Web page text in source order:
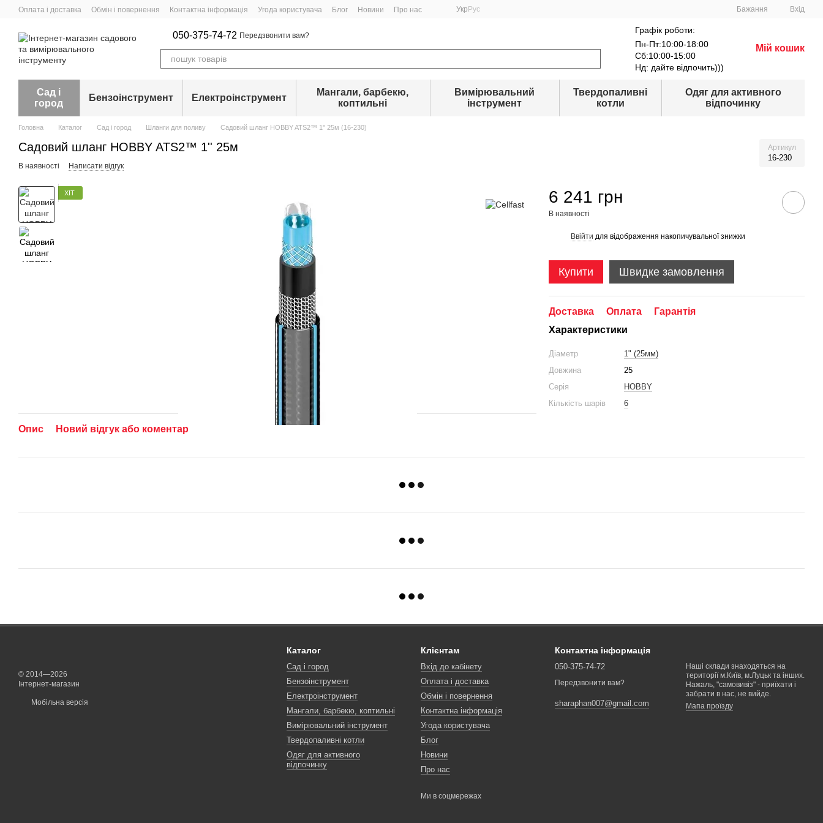
Перейти до основного контенту
Оплата і доставка Обмін і повернення Контактна інформація Угода користувача Блог Новини Про нас Укр Рус Бажання Вхід
050-375-74-72 Передзвонити вам?
Графік роботи:
Пн-Пт:10:00-18:00
Сб:10:00-15:00
Нд: дайте відпочить)))
Мій кошик
Сад і
город
Бензоінструмент Електроінструмент
Мангали, барбекю,
коптильні
Вимірювальний
інструмент
Твердопаливні
котли
Одяг для активного
відпочинку
Головна Каталог Сад і город Шланги для поливу Садовий шланг HOBBY ATS2™ 1'' 25м (16-230)
Садовий шланг HOBBY ATS2™ 1'' 25м Артикул
16-230
В наявності Написати відгук
ХІТ
Опис Новий відгук або коментар
6 241 грн
В наявності
Ввійти для відображення накопичувальної знижки
Купити Швидке замовлення
Доставка Оплата
Гарантія
Характеристики
Діаметр
1" (25мм)
Довжина
25
Серія
HOBBY
Кількість шарів
6
© 2014—2026
Інтернет-магазин
Мобільна версія
Каталог
Сад і город
Бензоінструмент
Електроінструмент
Мангали, барбекю, коптильні
Вимірювальний інструмент
Твердопаливні котли
Одяг для активного
відпочинку
Клієнтам
Вхід до кабінету
Оплата і доставка
Обмін і повернення
Контактна інформація
Угода користувача
Блог
Новини
Про нас
Ми в соцмережах
Контактна інформація
050-375-74-72
Передзвонити вам?
sharaphan007@gmail.com
Наші склади знаходяться на
території м.Київ, м.Луцьк та інших.
Нажаль, "самовивіз" - приїхати і
забрати в нас, не вийде.
Мапа проїзду